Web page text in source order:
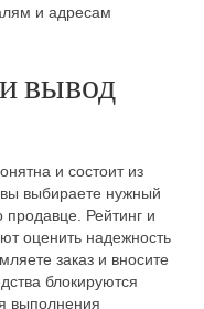
и адресам
вывод
и состоит из
выбираете нужный
продавце. Рейтинг и
оценить надежность
заказ и вносите
блокируются
выполнения